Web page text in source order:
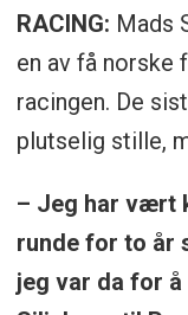
RACING: Mads
en av få norske
racingen. De
plutselig stille,
– Jeg har vært
runde for to år
jeg var da for